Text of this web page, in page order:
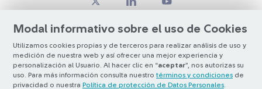
Modal informativo sobre el uso de Cookies
Utilizamos cookies propias y de terceros para realizar análisis de uso y
medición de nuestra web y así ofrecer una mejor experiencia y
personalización al Usuario. Al hacer clic en “aceptar”, nos autorizas su
uso. Para más información consulta nuestro términos y condiciones de
privacidad o nuestra Política de protección de Datos Personales
© Copyright Grupo SURA 2026